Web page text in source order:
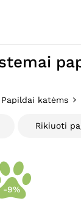
Papildai katėms
Rikiuoti
-9%